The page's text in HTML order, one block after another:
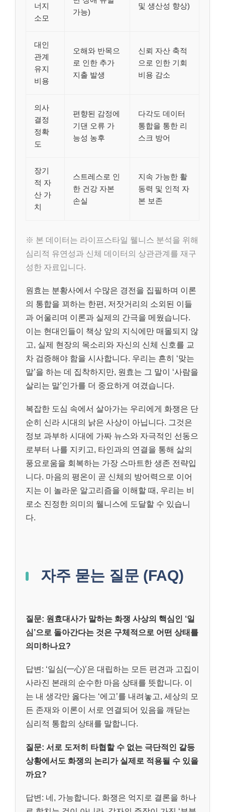
너지
소모
가능)
및 생산성 향상)
대인
관계
유지
비용
오해와 반목으
로 인한 추가
지출 발생
신뢰 자산 축적
으로 인한 기회
비용 감소
의사
결정
정확
도
편향된 감정에
기댄 오류 가
능성 농후
다각도 데이터
통합을 통한 리
스크 방어
장기
적 자
산 가
치
스트레스로 인
한 건강 자본
손실
지속 가능한 활
동력 및 인적 자
본 보존
※ 본 데이터는 라이프스타일 웰니스 분석을 위해
심리적 유연성과 신체 데이터의 상관관계를 재구
성한 자료입니다.
원효는 분황사에서 수많은 경전을 집필하며 이론
의 통합을 꾀하는 한편, 저잣거리의 소외된 이들
과 어울리며 이론과 실제의 간극을 메웠습니다.
이는 현대인들이 책상 앞의 지식에만 매몰되지 않
고, 실제 현장의 목소리와 자신의 신체 신호를 교
차 검증해야 함을 시사합니다. 우리는 흔히 ‘맞는
말’을 하는 데 집착하지만, 원효는 그 말이 ‘사람을
살리는 말’인가를 더 중요하게 여겼습니다.
복잡한 도심 속에서 살아가는 우리에게 화쟁은 단
순히 신라 시대의 낡은 사상이 아닙니다. 그것은
정보 과부하 시대에 가짜 뉴스와 자극적인 선동으
로부터 나를 지키고, 타인과의 연결을 통해 삶의
풍요로움을 회복하는 가장 스마트한 생존 전략입
니다. 마음의 평온이 곧 신체의 방어력으로 이어
지는 이 놀라운 알고리즘을 이해할 때, 우리는 비
로소 진정한 의미의 웰니스에 도달할 수 있습니
다.
자주 묻는 질문 (FAQ)
질문: 원효대사가 말하는 화쟁 사상의 핵심인 ‘일
심’으로 돌아간다는 것은 구체적으로 어떤 상태를
의미하나요?
답변: ‘일심(一心)’은 대립하는 모든 편견과 고집이
사라진 본래의 순수한 마음 상태를 뜻합니다. 이
는 내 생각만 옳다는 ‘에고’를 내려놓고, 세상의 모
든 존재와 이론이 서로 연결되어 있음을 깨닫는
심리적 통합의 상태를 말합니다.
질문: 서로 도저히 타협할 수 없는 극단적인 갈등
상황에서도 화쟁의 논리가 실제로 적용될 수 있을
까요?
답변: 네, 가능합니다. 화쟁은 억지로 결론을 하나